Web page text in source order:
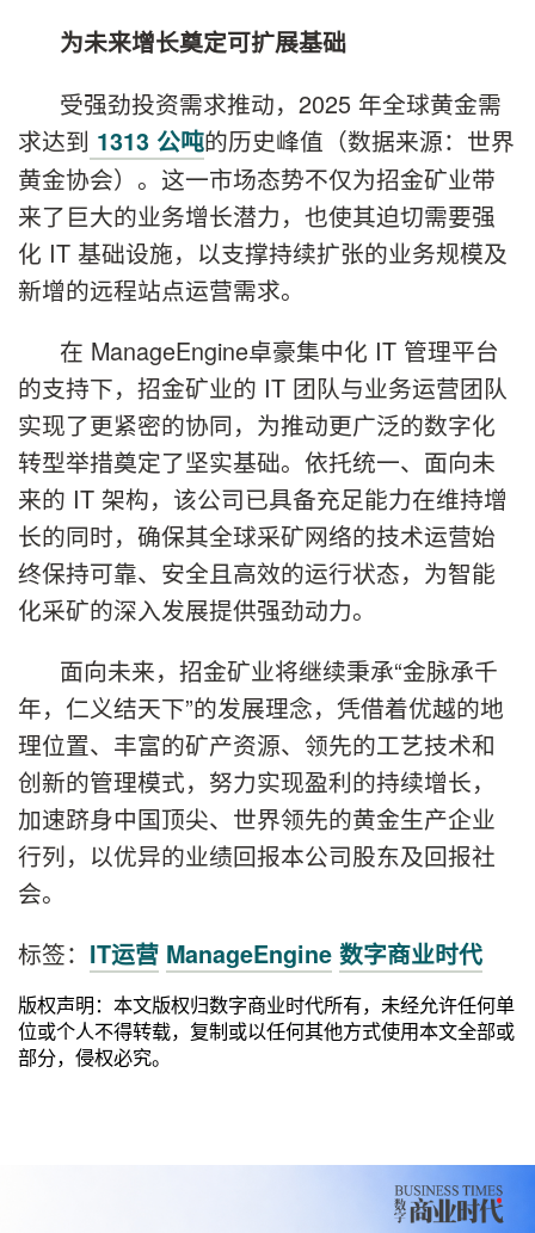
为未来增长奠定可扩展基础
受强劲投资需求推动，2025 年全球黄金需
求达到 1313 公吨的历史峰值（数据来源：世界
黄金协会）。这一市场态势不仅为招金矿业带
来了巨大的业务增长潜力，也使其迫切需要强
化 IT 基础设施，以支撑持续扩张的业务规模及
新增的远程站点运营需求。
在 ManageEngine卓豪集中化 IT 管理平台
的支持下，招金矿业的 IT 团队与业务运营团队
实现了更紧密的协同，为推动更广泛的数字化
转型举措奠定了坚实基础。依托统一、面向未
来的 IT 架构，该公司已具备充足能力在维持增
长的同时，确保其全球采矿网络的技术运营始
终保持可靠、安全且高效的运行状态，为智能
化采矿的深入发展提供强劲动力。
面向未来，招金矿业将继续秉承“金脉承千
年，仁义结天下”的发展理念，凭借着优越的地
理位置、丰富的矿产资源、领先的工艺技术和
创新的管理模式，努力实现盈利的持续增长，
加速跻身中国顶尖、世界领先的黄金生产企业
行列，以优异的业绩回报本公司股东及回报社
会。
标签： IT运营 ManageEngine 数字商业时代
版权声明：本文版权归数字商业时代所有，未经允许任何单
位或个人不得转载，复制或以任何其他方式使用本文全部或
部分，侵权必究。